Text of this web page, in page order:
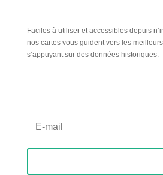
Faciles à utiliser et accessibles depuis
nos cartes vous guident vers les
s’appuyant sur des données historiques.